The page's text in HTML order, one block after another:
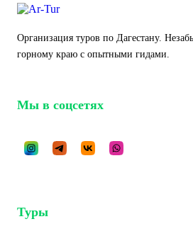
Организация туров по Дагестану.
горному краю с опытными гидами.
Мы в соцсетях
Туры